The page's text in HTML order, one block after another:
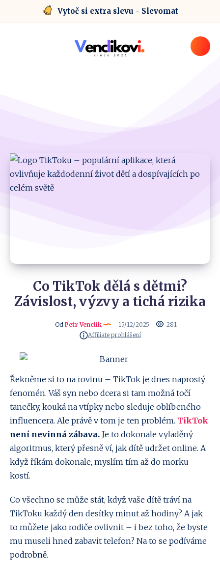
Vytoč si extra slevu - Slevomat
Co TikTok dělá s dětmi?
Závislost, výzvy a tichá rizika
Od Petr Venclik 15/12/2025
281
Affiliate prohlášení
Řekněme si to na rovinu – TikTok je dnes naprostý
fenomén. Váš syn nebo dcera si tam možná točí
tanečky, kouká na vtípky nebo sleduje oblíbeného
influencera. Ale právě v tom je ten problém. TikTok
není nevinná zábava. Je to dokonale vyladěný
algoritmus, který přesně ví, jak dítě udržet online. A
když říkám dokonale, myslím tím až do morku
kostí.
Co všechno se může stát, když vaše dítě tráví na
TikToku každý den desítky minut až hodiny? A jak
to můžete jako rodiče ovlivnit – i bez toho, že byste
mu museli hned zabavit telefon? Na to se podíváme
podrobně.